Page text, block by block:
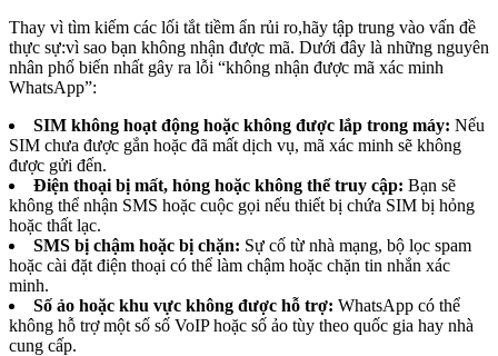
Thay vì tìm kiếm các lối tắt tiềm ẩn rủi ro,hãy tập trung vào vấn đề
thực sự:vì sao bạn không nhận được mã. Dưới đây là những nguyên
nhân phổ biến nhất gây ra lỗi “không nhận được mã xác minh
WhatsApp”:
SIM không hoạt động hoặc không được lắp trong máy: Nếu
SIM chưa được gắn hoặc đã mất dịch vụ, mã xác minh sẽ không
được gửi đến.
Điện thoại bị mất, hỏng hoặc không thể truy cập: Bạn sẽ
không thể nhận SMS hoặc cuộc gọi nếu thiết bị chứa SIM bị hỏng
hoặc thất lạc.
SMS bị chậm hoặc bị chặn: Sự cố từ nhà mạng, bộ lọc spam
hoặc cài đặt điện thoại có thể làm chậm hoặc chặn tin nhắn xác
minh.
Số ảo hoặc khu vực không được hỗ trợ: WhatsApp có thể
không hỗ trợ một số số VoIP hoặc số ảo tùy theo quốc gia hay nhà
cung cấp.